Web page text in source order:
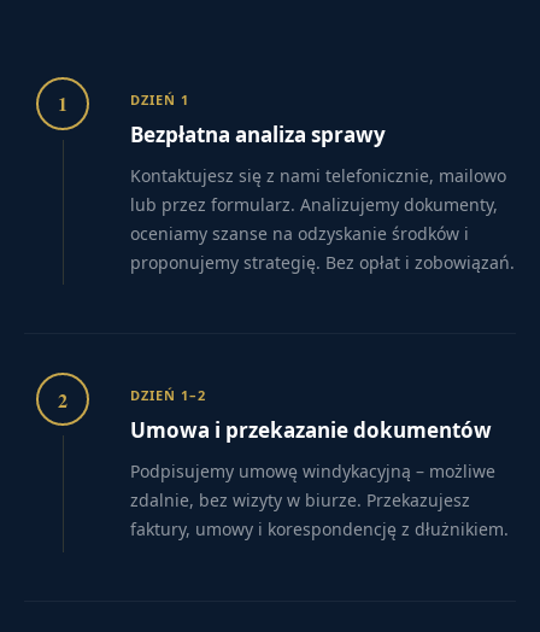
1 DZIEŃ 1
Bezpłatna analiza sprawy
Kontaktujesz się z nami telefonicznie, mailowo
lub przez formularz. Analizujemy dokumenty,
oceniamy szanse na odzyskanie środków i
proponujemy strategię. Bez opłat i zobowiązań.
2 DZIEŃ 1–2
Umowa i przekazanie dokumentów
Podpisujemy umowę windykacyjną – możliwe
zdalnie, bez wizyty w biurze. Przekazujesz
faktury, umowy i korespondencję z dłużnikiem.